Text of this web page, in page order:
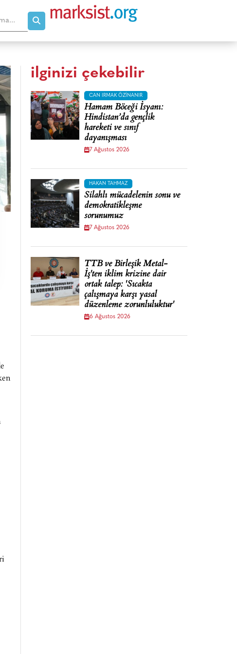
ilginizi çekebilir
CAN IRMAK ÖZINANIR
Hamam Böceği İsyanı:
Hindistan’da gençlik
hareketi ve sınıf
dayanışması
7 Ağustos 2026
HAKAN TAHMAZ
Silahlı mücadelenin sonu ve
demokratikleşme
sorunumuz
7 Ağustos 2026
TTB ve Birleşik Metal-
İş'ten iklim krizine dair
ortak talep: 'Sıcakta
çalışmaya karşı yasal
düzenleme zorunluluktur'
6 Ağustos 2026